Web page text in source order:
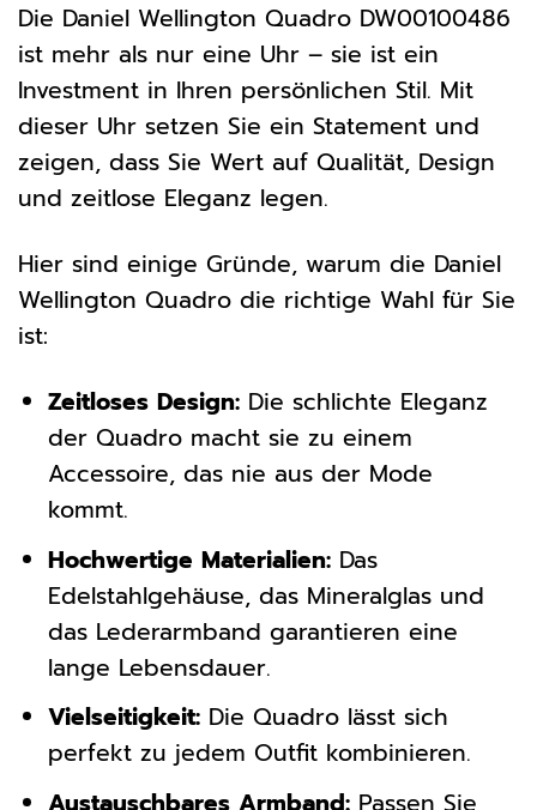
Die Daniel Wellington Quadro DW00100486
ist mehr als nur eine Uhr – sie ist ein
Investment in Ihren persönlichen Stil. Mit
dieser Uhr setzen Sie ein Statement und
zeigen, dass Sie Wert auf Qualität, Design
und zeitlose Eleganz legen.
Hier sind einige Gründe, warum die Daniel
Wellington Quadro die richtige Wahl für Sie
ist:
Zeitloses Design:Die schlichte Eleganz
der Quadro macht sie zu einem
Accessoire, das nie aus der Mode
kommt.
Hochwertige Materialien:Das
Edelstahlgehäuse, das Mineralglas und
das Lederarmband garantieren eine
lange Lebensdauer.
Vielseitigkeit:Die Quadro lässt sich
perfekt zu jedem Outfit kombinieren.